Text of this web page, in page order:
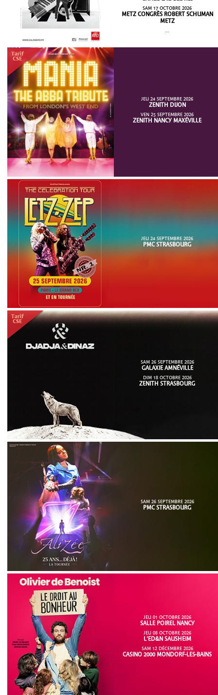
SAM 17 OCTOBRE 2026
METZ CONGRÈS ROBERT SCHUMAN
METZ
JEU 24 SEPTEMBRE 2026
ZENITH DIJON
VEN 25 SEPTEMBRE 2026
ZENITH NANCY MAXÉVILLE
JEU 24 SEPTEMBRE 2026
PMC STRASBOURG
SAM 26 SEPTEMBRE 2026
GALAXIE AMNÉVILLE
DIM 18 OCTOBRE 2026
ZENITH STRASBOURG
SAM 26 SEPTEMBRE 2026
PMC STRASBOURG
JEU 01 OCTOBRE 2026
SALLE POIREL NANCY
JEU 08 OCTOBRE 2026
L'ED&N SAUSHEIM
SAM 12 DÉCEMBRE 2026
CASINO 2000 MONDORF-LES-BAINS